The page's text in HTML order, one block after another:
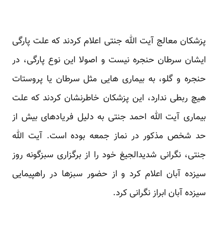
پزشکان معالج آیت الله جنتی اعلام کردند که علت پارگی
ایشان سرطان حنجره نیست و اصولا این نوع پارگی، در
حنجره و گلو، به بیماری هایی مثل سرطان یا پروستات
هیچ ربطی ندارد، این پزشکان خاطرنشان کردند که علت
بیماری آیت الله احمد جنتی به دلیل فریادهای بیش از
حد شخص مذکور در نماز جمعه بوده است. آیت الله
جنتی، نگرانی شدیدالجیغ خود را از برگزاری سبزگونه روز
سیزده آبان اعلام کرد و از حضور سبزها در راهپیمایی
سیزده آبان ابراز نگرانی کرد.